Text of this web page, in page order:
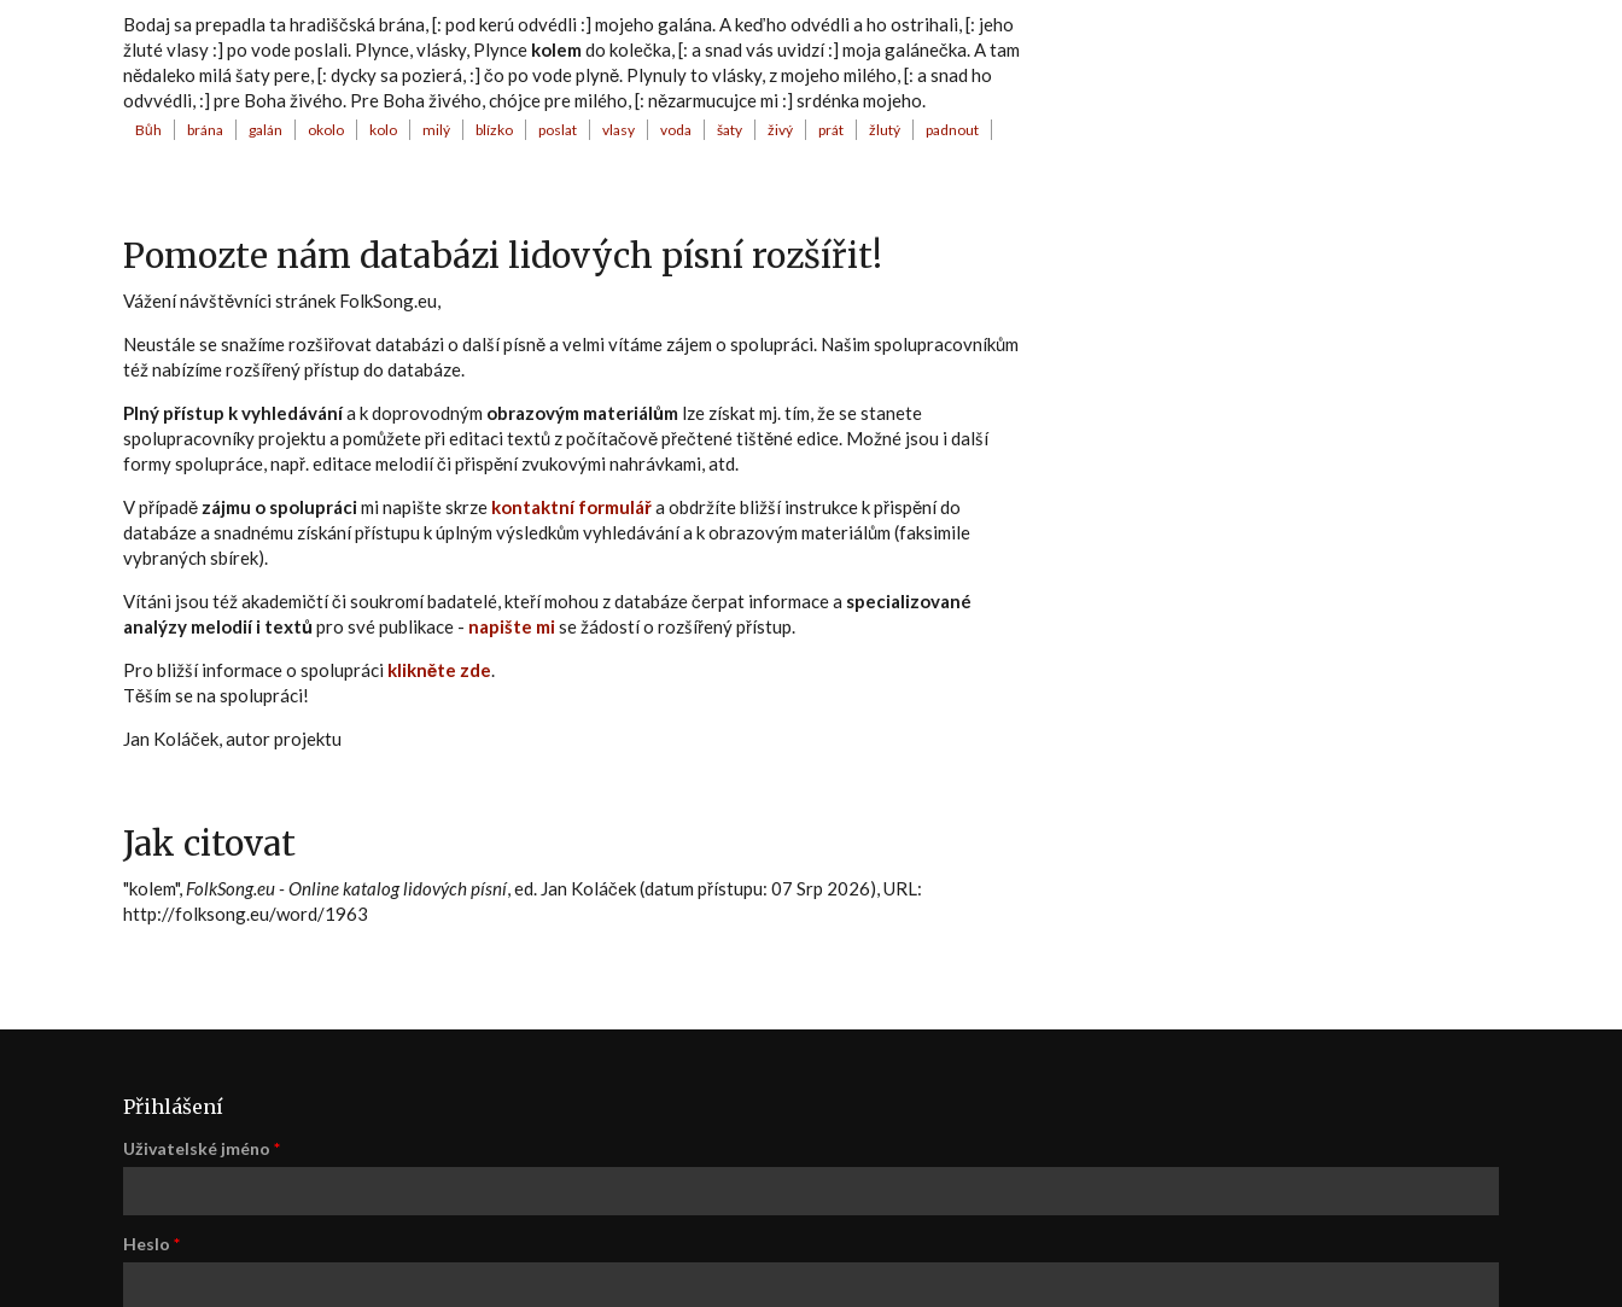
Bodaj sa prepadla ta hradiščská brána, [: pod kerú odvédli :] mojeho galána. A keď ho odvédli a ho ostrihali, [: jeho
žluté vlasy :] po vode poslali. Plynce, vlásky, Plynce kolem do kolečka, [: a snad vás uvidzí :] moja galánečka. A tam
nědaleko milá šaty pere, [: dycky sa pozierá, :] čo po vode plyně. Plynuly to vlásky, z mojeho milého, [: a snad ho
odvvédli, :] pre Boha živého. Pre Boha živého, chójce pre milého, [: nězarmucujce mi :] srdénka mojeho.
Bůh brána galán okolo kolo milý blízko poslat vlasy voda šaty živý prát žlutý padnout
Pomozte nám databázi lidových písní rozšířit!
Vážení návštěvníci stránek FolkSong.eu,
Neustále se snažíme rozšiřovat databázi o další písně a velmi vítáme zájem o spolupráci. Našim spolupracovníkům
též nabízíme rozšířený přístup do databáze.
Plný přístup k vyhledávánía k doprovodným obrazovým materiálům lze získat mj. tím, že se stanete
spolupracovníky projektu a pomůžete při editaci textů z počítačově přečtené tištěné edice. Možné jsou i další
formy spolupráce, např. editace melodií či přispění zvukovými nahrávkami, atd.
V případě zájmu o spoluprácimi napište skrze kontaktní formulářa obdržíte bližší instrukce k přispění do
databáze a snadnému získání přístupu k úplným výsledkům vyhledávání a k obrazovým materiálům (faksimile
vybraných sbírek).
Vítáni jsou též akademičtí či soukromí badatelé, kteří mohou z databáze čerpat informace a specializované
analýzy melodií i textůpro své publikace - napište mise žádostí o rozšířený přístup.
Pro bližší informace o spolupráci klikněte zde.
Těším se na spolupráci!
Jan Koláček, autor projektu
Jak citovat
"kolem", FolkSong.eu - Online katalog lidových písní, ed. Jan Koláček (datum přístupu: 07 Srp 2026), URL:
http://folksong.eu/word/1963
Přihlášení
Uživatelské jméno *
Heslo *